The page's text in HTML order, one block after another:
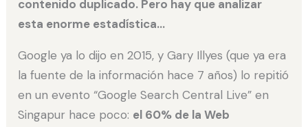
contenido duplicado. Pero hay que analizar
esta enorme estadística…
Google ya lo dijo en 2015, y Gary Illyes (que ya era
la fuente de la información hace 7 años) lo repitió
en un evento “Google Search Central Live” en
Singapur hace poco: el 60% de la Web